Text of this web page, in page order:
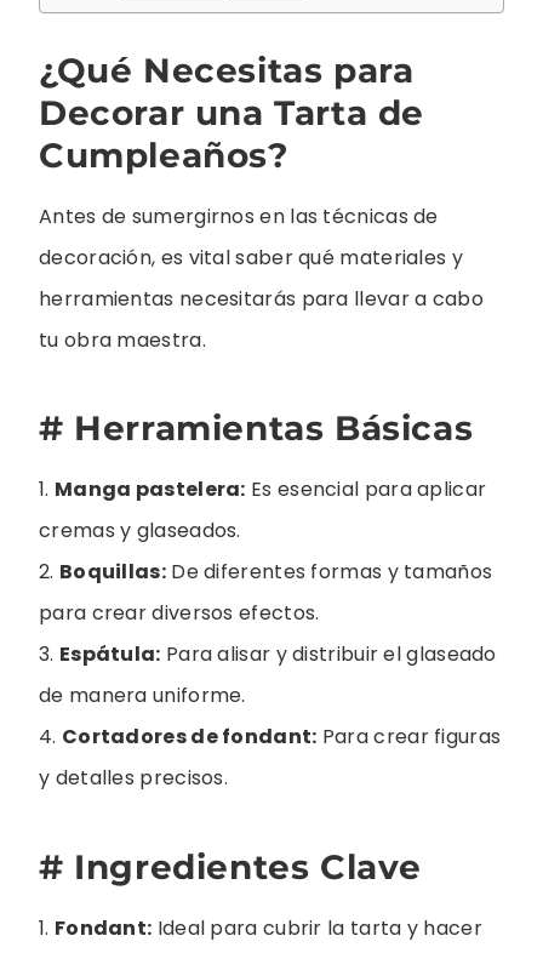
¿Qué Necesitas para
Decorar una Tarta de
Cumpleaños?
Antes de sumergirnos en las técnicas de
decoración, es vital saber qué materiales y
herramientas necesitarás para llevar a cabo
tu obra maestra.
# Herramientas Básicas
1. Manga pastelera: Es esencial para aplicar
cremas y glaseados.
2. Boquillas:De diferentes formas y tamaños
para crear diversos efectos.
3. Espátula: Para alisar y distribuir el glaseado
de manera uniforme.
4. Cortadores de fondant: Para crear figuras
y detalles precisos.
# Ingredientes Clave
1. Fondant: Ideal para cubrir la tarta y hacer